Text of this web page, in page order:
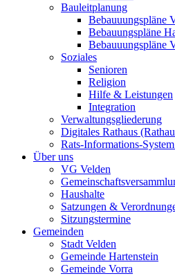
Bauleitplanung
Bebauuungspläne
Bebauungspläne
Bebauuungspläne
Soziales
Senioren
Religion
Hilfe & Leistungen
Integration
Verwaltungsgliederung
Digitales Rathaus
Rats-Informations-
Über uns
VG Velden
Haushalte
Satzungen &
Sitzungstermine
Gemeinden
Stadt Velden
Gemeinde Hartenstein
Gemeinde Vorra